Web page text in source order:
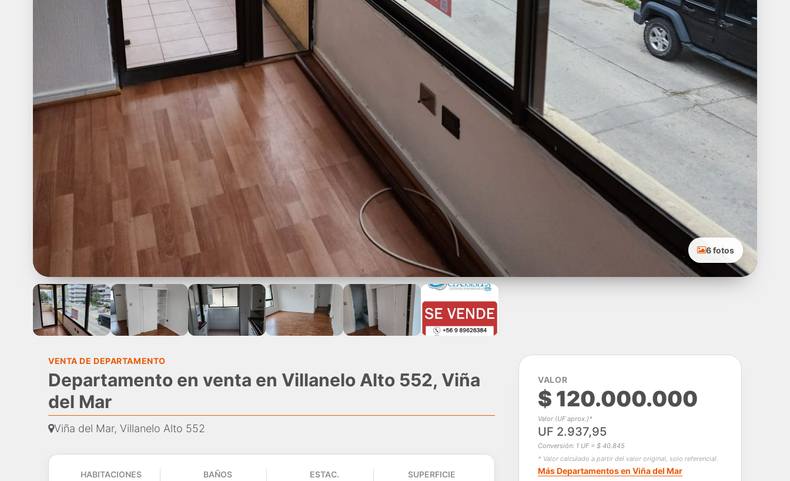
6 fotos
VENTA DE DEPARTAMENTO
Departamento en venta en Villanelo Alto 552, Viña
del Mar
Viña del Mar, Villanelo Alto 552
HABITACIONES BAÑOS ESTAC. SUPERFICIE
VALOR
$ 120.000.000
Valor (UF aprox.)*
UF 2.937,95
Conversión: 1 UF = $ 40.845
* Valor calculado a partir del valor original, solo referencial.
Más Departamentos en Viña del Mar